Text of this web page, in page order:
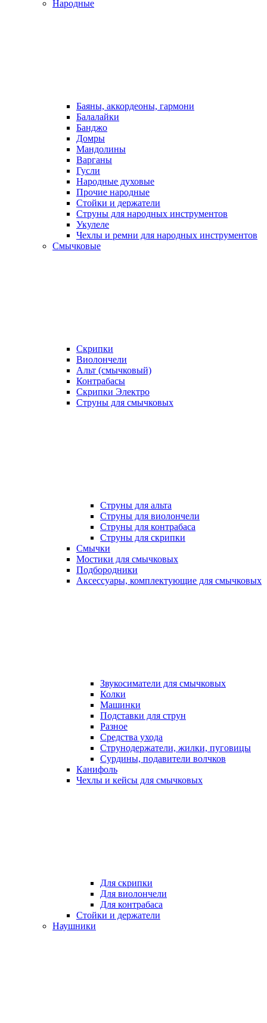
Народные
Баяны, аккордеоны, гармони
Балалайки
Банджо
Домры
Мандолины
Варганы
Гусли
Народные духовые
Прочие народные
Стойки и держатели
Струны для народных инструментов
Укулеле
Чехлы и ремни для народных инструментов
Смычковые
Скрипки
Виолончели
Альт (смычковый)
Контрабасы
Скрипки Электро
Струны для смычковых
Струны для альта
Струны для виолончели
Струны для контрабаса
Струны для скрипки
Смычки
Мостики для смычковых
Подбородники
Аксеcсуары, комплектующие для смычковых
Звукосиматели для смычковых
Колки
Машинки
Подставки для струн
Разное
Средства ухода
Струнодержатели, жилки, пуговицы
Сурдины, подавители волчков
Канифоль
Чехлы и кейсы для смычковых
Для скрипки
Для виолончели
Для контрабаса
Стойки и держатели
Наушники